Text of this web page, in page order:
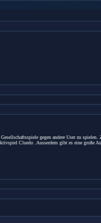
gegen andere User zu
Cluedo .Ausserdem gibt es eine große